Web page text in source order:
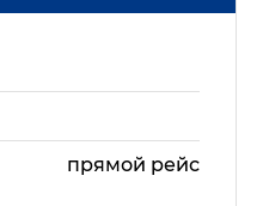
прямой рейс